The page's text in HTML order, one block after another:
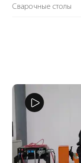
Сварочные столы